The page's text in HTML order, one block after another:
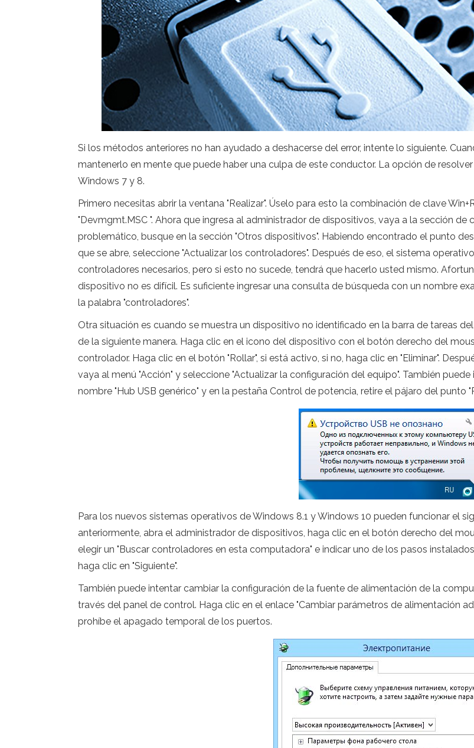
Si los métodos anteriores no han ayudado a deshacerse del error, intente lo siguiente.
mantenerlo en mente que puede haber una culpa de este conductor. La opción de
Windows 7 y 8.
Primero necesitas abrir la ventana "Realizar". Úselo para esto la combinación de clave
"Devmgmt.MSC ". Ahora que ingresa al administrador de dispositivos, vaya a la sección
problemático, busque en la sección "Otros dispositivos". Habiendo encontrado el punto
que se abre, seleccione "Actualizar los controladores". Después de eso, el sistema
controladores necesarios, pero si esto no sucede, tendrá que hacerlo usted mismo.
dispositivo no es difícil. Es suficiente ingresar una consulta de búsqueda con un nombre
la palabra "controladores".
Otra situación es cuando se muestra un dispositivo no identificado en la barra de tareas
de la siguiente manera. Haga clic en el icono del dispositivo con el botón derecho del
controlador. Haga clic en el botón "Rollar", si está activo, si no, haga clic en "Eliminar".
vaya al menú "Acción" y seleccione "Actualizar la configuración del equipo". También
nombre "Hub USB genérico" y en la pestaña Control de potencia, retire el pájaro del punto
Para los nuevos sistemas operativos de Windows 8.1 y Windows 10 pueden funcionar el
anteriormente, abra el administrador de dispositivos, haga clic en el botón derecho del
elegir un "Buscar controladores en esta computadora" e indicar uno de los pasos
haga clic en "Siguiente".
También puede intentar cambiar la configuración de la fuente de alimentación de la
través del panel de control. Haga clic en el enlace "Cambiar parámetros de alimentación
prohíbe el apagado temporal de los puertos.